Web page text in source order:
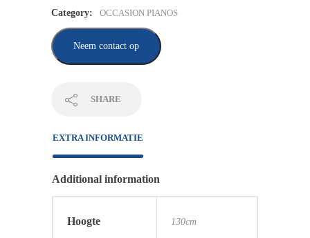
Category: OCCASION PIANOS
Neem contact op
SHARE
EXTRA INFORMATIE
Additional information
Hoogte 130cm